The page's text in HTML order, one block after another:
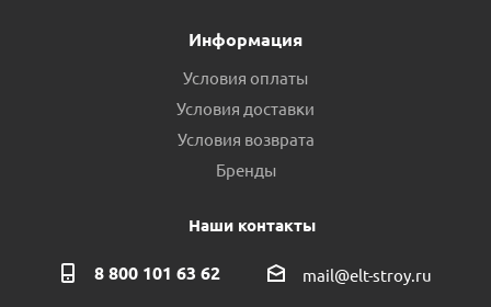
Есть в наличии (7)
Информация
Условия оплаты
Условия доставки
Условия возврата
Бренды
Наши контакты
8 800 101 63 62 mail@elt-stroy.ru